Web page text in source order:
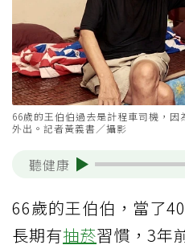
66歲的王伯伯過去是計程車司機，
外出。記者黃義書／攝影
聽健康
66歲的王伯伯，當了
長期有抽菸習慣，3年